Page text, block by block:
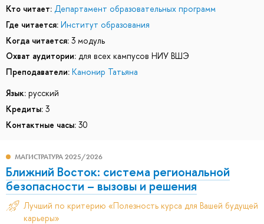
Кто читает: Департамент образовательных программ
Где читается: Институт образования
Когда читается: 3 модуль
Охват аудитории: для всех кампусов НИУ ВШЭ
Преподаватели: Канонир Татьяна
Язык: русский
Кредиты: 3
Контактные часы: 30
МАГИСТРАТУРА 2025/2026
Ближний Восток: система региональной
безопасности – вызовы и решения
Лучший по критерию «Полезность курса для Вашей будущей
карьеры»